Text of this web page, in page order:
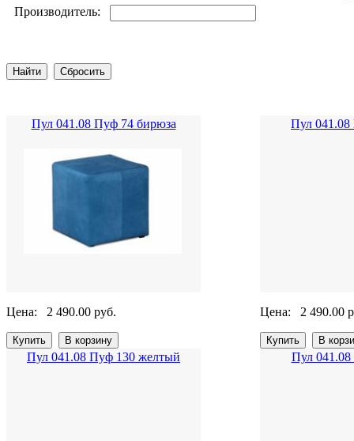
Производитель:
Пул 041.08 Пуф 74 бирюза
Цена: 2 490.00 руб.
Пул
Цена: 2 490.00
Пул 041.08 Пуф 130 желтый Пул